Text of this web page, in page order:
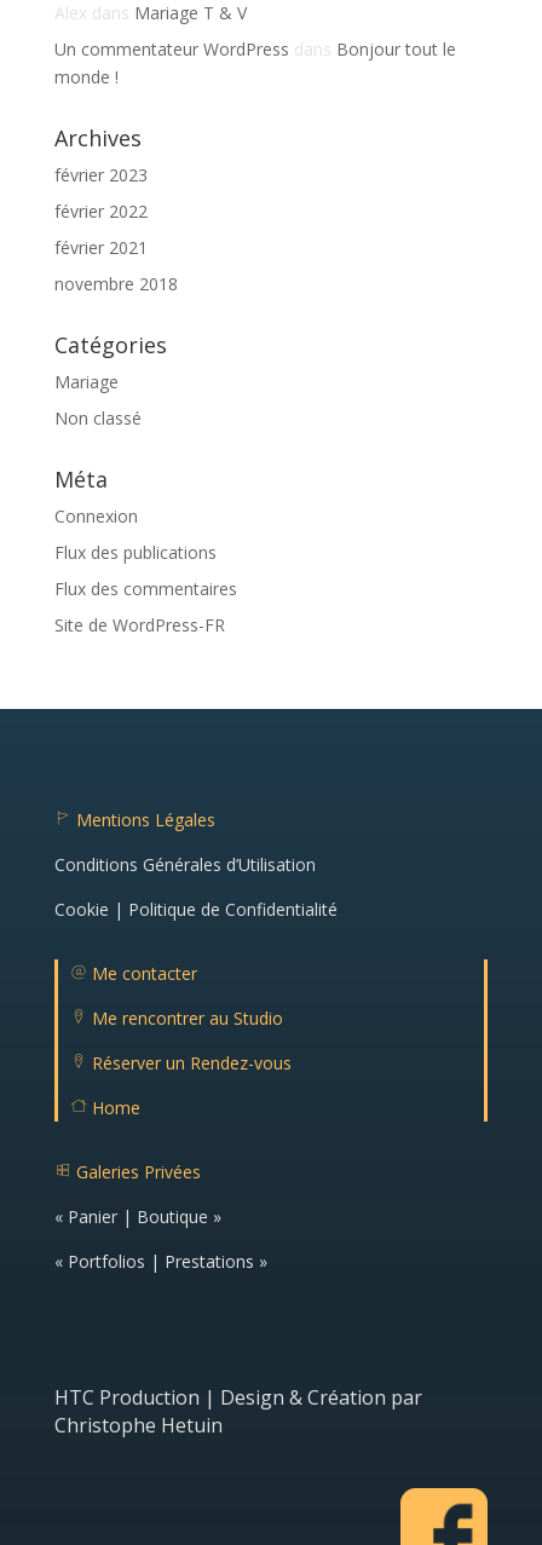
Alex dans Mariage T & V
Un commentateur WordPress dans Bonjour tout le
monde !
Archives
février 2023
février 2022
février 2021
novembre 2018
Catégories
Mariage
Non classé
Méta
Connexion
Flux des publications
Flux des commentaires
Site de WordPress-FR
g
o
n
Mentions Légales
Conditions Générales d’Utilisation
Cookie | Politique de Confidentialité
m
ail
ic
n
Me contacter
c
at
n
ic
Me rencontrer au Studio
c
at
ic
o
Réserver un Rendez-vous
e
o
n
Home
er
ic
o
Galeries Privées
« Panier | Boutique »
« Portfolios | Prestations »
HTC Production | Design & Création par
Christophe Hetuin